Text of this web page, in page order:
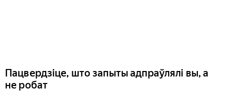
Пацвердзіце, што запыты адпраўлялі вы, а
не робат